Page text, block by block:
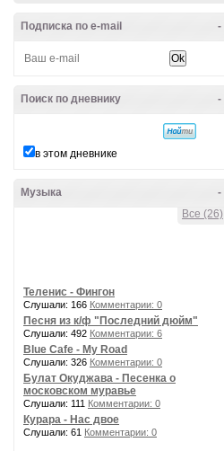
-
Подписка по e-mail
-
Поиск по дневнику
в этом дневнике
-
Музыка
Все (26)
Теленис - Фингон
Слушали: 166 Комментарии: 0
Песня из к/ф "Последний дюйм"
Слушали: 492 Комментарии: 6
Blue Cafe - My Road
Слушали: 326 Комментарии: 0
Булат Окуджава - Песенка о
московском муравье
Слушали: 111 Комментарии: 0
Курара - Нас двое
Слушали: 61 Комментарии: 0